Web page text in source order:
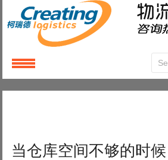
当仓库空间不够的时
LoginorRegister